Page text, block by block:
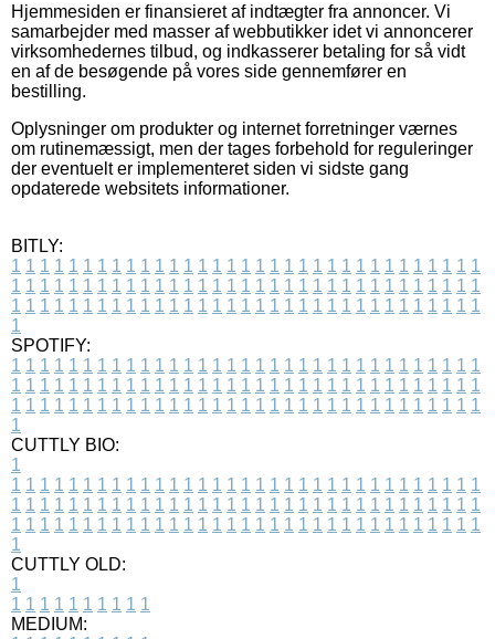
Hjemmesiden er finansieret af indtægter fra annoncer. Vi
samarbejder med masser af webbutikker idet vi annoncerer
virksomhedernes tilbud, og indkasserer betaling for så vidt
en af de besøgende på vores side gennemfører en
bestilling.
Oplysninger om produkter og internet forretninger værnes
om rutinemæssigt, men der tages forbehold for reguleringer
der eventuelt er implementeret siden vi sidste gang
opdaterede websitets informationer.
BITLY:
1 1 1 1 1 1 1 1 1 1 1 1 1 1 1 1 1 1 1 1 1 1 1 1 1 1 1 1 1 1 1 1 1
1 1 1 1 1 1 1 1 1 1 1 1 1 1 1 1 1 1 1 1 1 1 1 1 1 1 1 1 1 1 1 1 1
1 1 1 1 1 1 1 1 1 1 1 1 1 1 1 1 1 1 1 1 1 1 1 1 1 1 1 1 1 1 1 1 1
1
SPOTIFY:
1 1 1 1 1 1 1 1 1 1 1 1 1 1 1 1 1 1 1 1 1 1 1 1 1 1 1 1 1 1 1 1 1
1 1 1 1 1 1 1 1 1 1 1 1 1 1 1 1 1 1 1 1 1 1 1 1 1 1 1 1 1 1 1 1 1
1 1 1 1 1 1 1 1 1 1 1 1 1 1 1 1 1 1 1 1 1 1 1 1 1 1 1 1 1 1 1 1 1
1
CUTTLY BIO:
1
1 1 1 1 1 1 1 1 1 1 1 1 1 1 1 1 1 1 1 1 1 1 1 1 1 1 1 1 1 1 1 1 1
1 1 1 1 1 1 1 1 1 1 1 1 1 1 1 1 1 1 1 1 1 1 1 1 1 1 1 1 1 1 1 1 1
1 1 1 1 1 1 1 1 1 1 1 1 1 1 1 1 1 1 1 1 1 1 1 1 1 1 1 1 1 1 1 1 1
1
CUTTLY OLD:
1
1 1 1 1 1 1 1 1 1 1
MEDIUM: